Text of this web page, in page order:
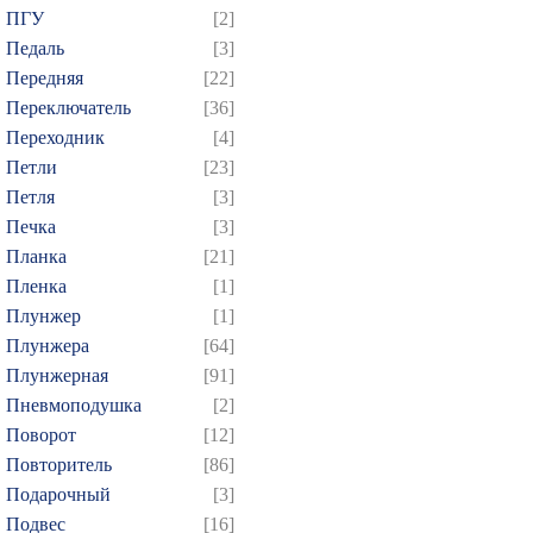
ПГУ
[2]
Педаль
[3]
Передняя
[22]
Переключатель
[36]
Переходник
[4]
Петли
[23]
Петля
[3]
Печка
[3]
Планка
[21]
Пленка
[1]
Плунжер
[1]
Плунжера
[64]
Плунжерная
[91]
Пневмоподушка
[2]
Поворот
[12]
Повторитель
[86]
Подарочный
[3]
Подвес
[16]